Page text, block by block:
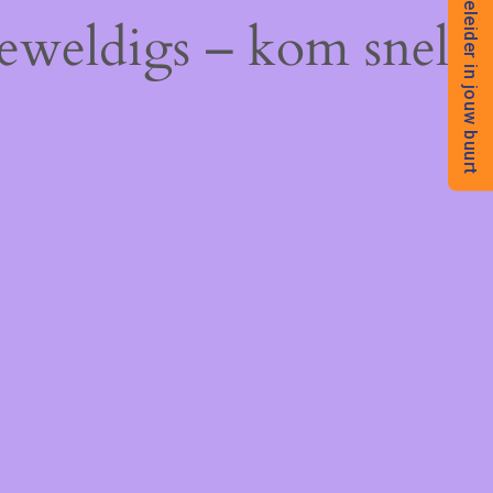
– kom snelBegeleider in jouw buurt